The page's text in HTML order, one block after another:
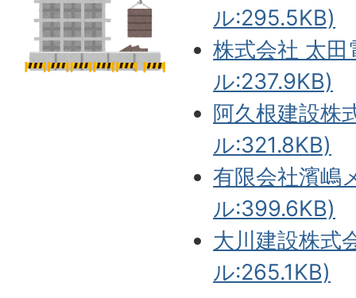
ル:295.5KB)
株式会社 太
ル:237.9KB)
阿久根建設株
ル:321.8KB)
有限会社濱嶋
ル:399.6KB)
大川建設株式
ル:265.1KB)